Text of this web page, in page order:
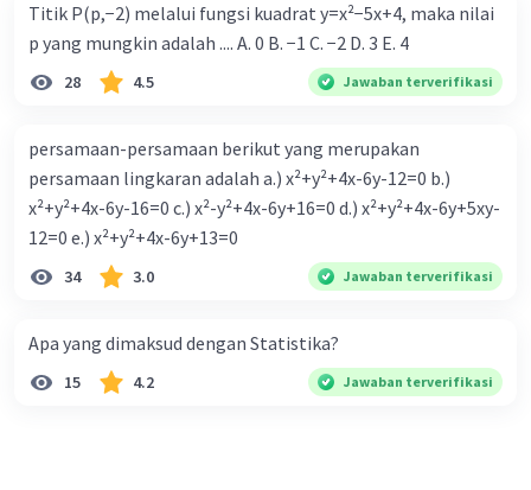
Titik P(p,−2) melalui fungsi kuadrat y=x²−5x+4, maka nilai
p yang mungkin adalah .... A. 0 B. −1 C. −2 D. 3 E. 4
28 4.5 Jawaban terverifikasi
persamaan-persamaan berikut yang merupakan
persamaan lingkaran adalah a.) x²+y²+4x-6y-12=0 b.)
x²+y²+4x-6y-16=0 c.) x²-y²+4x-6y+16=0 d.) x²+y²+4x-6y+5xy-
12=0 e.) x²+y²+4x-6y+13=0
34 3.0 Jawaban terverifikasi
Apa yang dimaksud dengan Statistika?
15 4.2 Jawaban terverifikasi